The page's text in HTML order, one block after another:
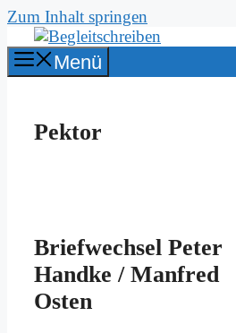
Zum Inhalt springen
Menü
Pektor
Brief­wech­sel Pe­ter
Hand­ke / Man­fred
Osten